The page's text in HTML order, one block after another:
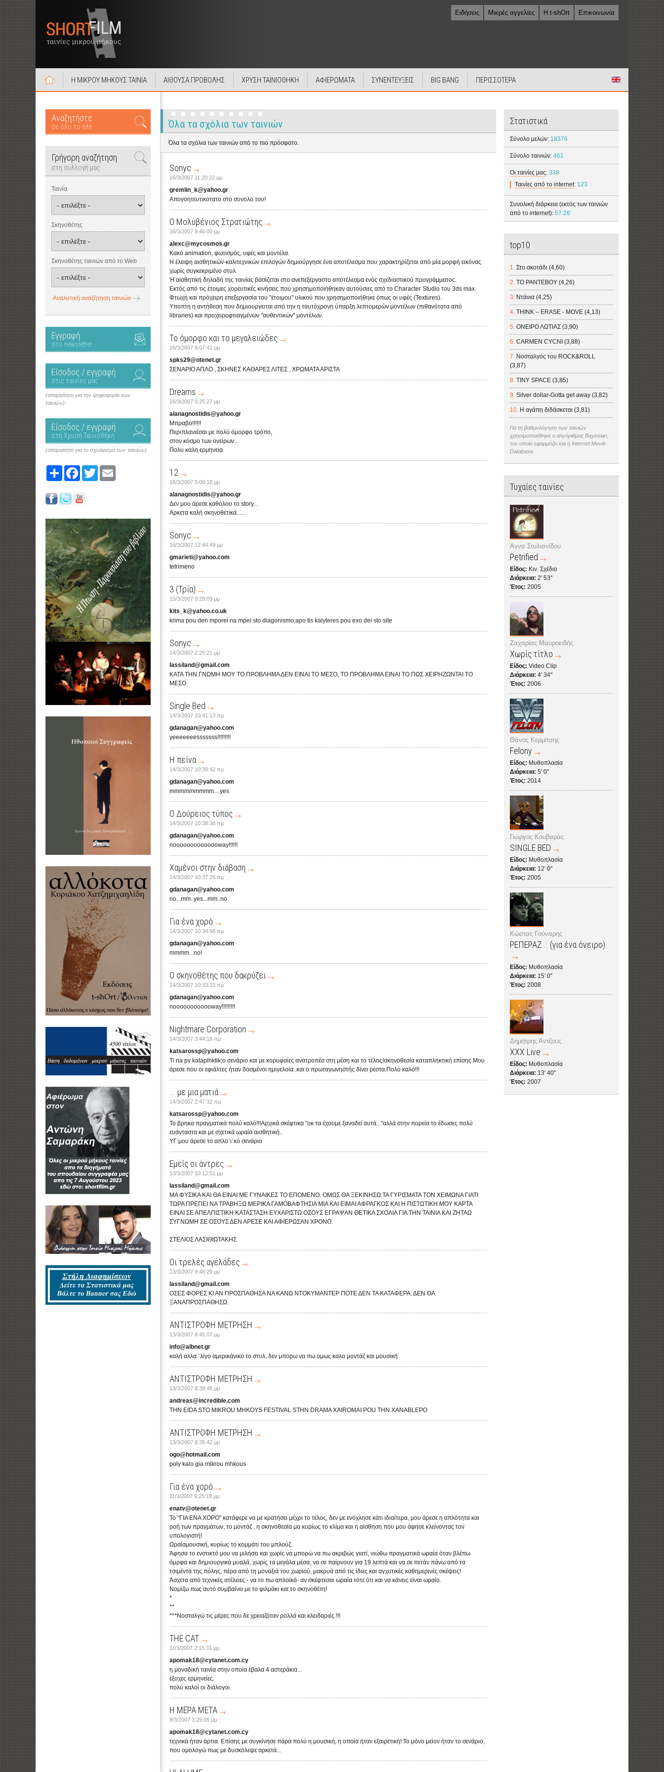
Ειδήσεις Μικρές αγγελίες Η t-shOrt Επικοινωνία
Η ΜΙΚΡΟΥ ΜΗΚΟΥΣ ΤΑΙΝΙΑ ΑΙΘΟΥΣΑ ΠΡΟΒΟΛΗΣ ΧΡΥΣΗ ΤΑΙΝΙΟΘΗΚΗ ΑΦΙΕΡΩΜΑΤΑ ΣΥΝΕΝΤΕΥΞΕΙΣ BIG BANG ΠΕΡΙΣΣΟΤΕΡΑ
Αναζητήστε
σε όλο το site
Γρήγορη αναζήτηση
στη συλλογή μας
Ταινία
Σκηνοθέτης
Σκηνοθέτης ταινιών από το Web
Αναλυτική αναζήτηση ταινιών
Εγγραφή
στο newsletter
Είσοδος / εγγραφή
στις ταινίες μας
(απαραίτητο για την ψηφοφορία των
ταινιών)
Είσοδος / εγγραφή
στη Χρυσή Ταινιοθήκη
(απαραίτητο για το σχολιασμό των ταινιών)
Share FacebookTwitter
Όλα τα σχόλια των ταινιών
Όλα τα σχόλια των ταινιών από το πιο πρόσφατο.
Sonyc
16/3/2007 11:20:22 μμ
gremlin_k@yahoo.gr
Απογοητευτικοτατο στο συνολο του!
Ο Μολυβένιος Στρατιώτης
16/3/2007 9:46:00 μμ
alexc@mycosmos.gr
Κακό animation, φωτισμός, υφές και μοντέλα.
Η έλειψη αισθητικών-καλιτεχνικών επιλογών δημιούργησε ένα αποτέλεσμα που χαρακτηρίζεται από μία μορφή εικόνας
χωρίς συγκεκριμένο στυλ.
Ή αισθητική δηλαδή της ταινίας βασίζεται στο ανεπεξέργαστο αποτέλεσμα ενός σχεδιαστικού προγράμματος.
Εκτός από τις έτοιμες χoρευτικές κινήσεις που χρησημοποιήθηκαν αυτούσιες από το Character Studio του 3ds max.
Φτωχή και πρόχειρη επεξεργασία του "έτοιμου" υλικού που χρησημοποιήθηκε όπως οι υφές (Textures).
Υποπτη η αντήθεση που δημιουργειται από την η ταυτόχρονη ύπαρξη λεπτομερών μοντέλων (πιθανότατα από
libraries) και προχειροφτιαγμένων "αυθεντικών" μοντέλων.
Το όμορφο και το μεγαλειώδες
16/3/2007 8:07:41 μμ
spks29@otenet.gr
ΣΕΝΑΡΙΟ ΑΠΛΟ , ΣΚΗΝΕΣ ΚΑΘΑΡΕΣ ΛΙΤΕΣ , ΧΡΩΜΑΤΑ ΑΡΙΣΤΑ
Dreams
16/3/2007 5:25:27 μμ
alanagnostidis@yahoo.gr
Μπραβο!!!!!!
Περιπλανιέσαι με πολύ όμορφο τρόπο,
στον κόσμο των ονείρων...
Πολυ καλη ερμηνεια
12
16/3/2007 5:08:18 μμ
alanagnostidis@yahoo.gr
Δεν μου άρεσε καθόλου το story...
Αρκετα καλή σκηνοθετικά......
Sonyc
16/3/2007 12:44:49 μμ
gmarieti@yahoo.com
tetrimeno
3 (Τρία)
15/3/2007 9:28:09 μμ
kits_k@yahoo.co.uk
krima pou den mporei na mpei sto diagonismo,apo tis kalyteres pou exo dei sto site
Sonyc
14/3/2007 2:25:21 μμ
lassiland@gmail.com
ΚΑΤΑ ΤΗΝ ΓΝΩΜΗ ΜΟΥ ΤΟ ΠΡΟΒΛΗΜΑ ΔΕΝ ΕΙΝΑΙ ΤΟ ΜΕΣΟ, ΤΟ ΠΡΟΒΛΗΜΑ ΕΙΝΑΙ ΤΟ ΠΩΣ ΧΕΙΡΗΖΩΝΤΑΙ ΤΟ
ΜΕΣΟ.
Single Bed
14/3/2007 10:41:13 πμ
gdanagan@yahoo.com
yeeeeeeesssssss!!!!!!!!!
Η πείνα
14/3/2007 10:39:42 πμ
gdanagan@yahoo.com
mmmmmmmmm....yes
Ο Δούρειος τύπος
14/3/2007 10:38:38 πμ
gdanagan@yahoo.com
noooooooooooooway!!!!!!
Χαμένοι στην διάβαση
14/3/2007 10:37:26 πμ
gdanagan@yahoo.com
no...mm..yes...mm..no
Για ένα χορό
14/3/2007 10:34:58 πμ
gdanagan@yahoo.com
mmmm...no!
Ο σκηνοθέτης που δακρύζει
14/3/2007 10:33:33 πμ
gdanagan@yahoo.com
noooooooooooway!!!!!!!!!
Nightmare Corporation
14/3/2007 3:44:18 πμ
katsarossp@yahoo.com
Ti na pv kataplhktik;o σενάριο και με κορυφαίες ανατροπέσ στη μέση και το τέλος!σκηνοθεσία καταπληκτική επίσης.Μου
άρεσε που οι εφιάλτες ήταν δοσμένοι ημιγελοία..και ο πρωταγωνηστής δίνει ρέστα.Πολύ καλό!!!
... με μια ματιά
14/3/2007 2:47:32 πμ
katsarossp@yahoo.com
Το βρηκα πραγματικά πολύ καλό!!!Αρχικά σκέφτικα "οκ τα έχουμε ξαναδεί αυτά..."αλλά στην πορεία το έδωσες πολύ
ευάνταστα και με σχετικά ωραία αισθητική..
ΥΓ:μου άρεσε το απλο΄ι΄κό σενάριο
Εμείς οι άντρες
13/3/2007 10:12:51 μμ
lassiland@gmail.com
ΜΑ ΦΥΣΙΚΑ ΚΑΙ ΘΑ ΕΙΝΑΙ ΜΕ ΓΥΝΑΙΚΕΣ ΤΟ ΕΠΟΜΕΝΟ. ΟΜΩΣ ΘΑ ΞΕΚΙΝΗΣΩ ΤΑ ΓΥΡΙΣΜΑΤΑ ΤΟΝ ΧΕΙΜΩΝΑ ΓΙΑΤΙ
ΤΩΡΑ ΠΡΕΠΕΙ ΝΑ ΤΡΑΒΗΞΩ ΜΕΡΙΚΑ ΓΑΜΟΒΑΦΤΗΣΙΑ ΜΙΑ ΚΑΙ ΕΙΜΑΙ ΑΦΡΑΓΚΟΣ ΚΑΙ Η ΠΙΣΤΩΤΙΚΗ ΜΟΥ ΚΑΡΤΑ
ΕΙΝΑΙ ΣΕ ΑΠΕΛΠΙΣΤΙΚΗ ΚΑΤΑΣΤΑΣΗ.ΕΥΧΑΡΙΣΤΩ ΟΣΟΥΣ ΕΓΡΑΨΑΝ ΘΕΤΙΚΑ ΣΧΟΛΙΑ ΓΙΑ ΤΗΝ ΤΑΙΝΙΑ ΚΑΙ ΖΗΤΑΩ
ΣΥΓΝΩΜΗ ΣΕ ΟΣΟΥΣ ΔΕΝ ΑΡΕΣΕ ΚΑΙ ΑΦΙΕΡΩΣΑΝ ΧΡΟΝΟ.
ΣΤΕΛΙΟΣ ΛΑΣΙΘΙΩΤΑΚΗΣ
Οι τρελές αγελάδες
13/3/2007 9:48:29 μμ
lassiland@gmail.com
ΟΣΕΣ ΦΟΡΕΣ ΚΙ ΑΝ ΠΡΟΣΠΑΘΗΣΑ ΝΑ ΚΑΝΩ ΝΤΟΚΥΜΑΝΤΕΡ ΠΟΤΕ ΔΕΝ ΤΑ ΚΑΤΑΦΕΡΑ. ΔΕΝ ΘΑ
ΞΑΝΑΠΡΟΣΠΑΘΗΣΩ.
ΑΝΤΙΣΤΡΟΦΗ ΜΕΤΡΗΣΗ
13/3/2007 8:45:07 μμ
info@albnet.gr
καλή αλλα ΄λίγο αμερικάνικο το στυλ, δεν μπορω να πω ομως καλο μοντάζ και μουσική
ΑΝΤΙΣΤΡΟΦΗ ΜΕΤΡΗΣΗ
13/3/2007 8:38:48 μμ
andreas@incredible.com
THN EIDA STO MIKROU MHKOYS FESTIVAL STHN DRAMA XAIROMAI POU THN XANABLEPO
ΑΝΤΙΣΤΡΟΦΗ ΜΕΤΡΗΣΗ
13/3/2007 8:35:42 μμ
ogo@hotmail.com
poly kalo gia mikrou mhkous
Για ένα χορό
11/3/2007 9:25:18 μμ
enatv@otenet.gr
Το "ΓΙΑ ΕΝΑ ΧΟΡΟ" κατάφερε να με κρατήσει μέχρι το τέλος, δεν με ενόχλησε κάτι ιδιαίτερα, μου άρεσε η απλότητα και
ροή των πραγμάτων, το μοντάζ , η σκηνοθεσία μα κυρίως το κλίμα και η αίσθηση που μου άφησε κλείνοντας τον
υπολογιστή!
Ωραίαμουσική, κυρίως το κομμάτι του μπλούζ.
Άφησα το ενστικτό μου να μιλήσει και χωρίς να μπορώ να πω ακριβώς γιατί, νιώθω πραγματικά ωραία όταν βλέπω
όμρφα και δημιουργικά μυαλά, χωρίς τα μεγάλα μέσα, να σε παίρνουν για 19 λεπτά και να σε πετάν πάνω από τα
τσιμέντα της πόλης, πέρα από τη μοναξιά του χωριού, μακρυά από τις ίδιες και αγχοτικές καθημερινές σκέψεις!
Άσχετα από τεχνικές ατέλειες - να το πω απλοϊκά- αν σκέφτεσαι ωραία τότε ότι και να κάνεις είναι ωραίο.
Νομίζω πως αυτό συμβαίνει με το φιλμάκι και το σκηνοθέτη!
*
**
***Νοσταλγώ τις μέρες που δε χρειαζόταν ρολλά και κλειδαριές !!!
THE CAT
11/3/2007 2:15:31 μμ
apomak18@cytanet.com.cy
η μοναδική ταινία στην οποία έβαλα 4 αστεράκια...
έξοχες ερμηνείες.
πολύ καλοί οι διάλογοι.
Η ΜΕΡΑ ΜΕΤΑ
9/3/2007 3:29:05 μμ
apomak18@cytanet.com.cy
τεχνικά ήταν άρτια. Επίσης με συγκίνησε πάρα πολύ η μουσική, η οποία ήταν εξαιρετική! Το μόνο μείον ήταν το σενάριο,
που ομολογώ πως με δυσκόλεψε αρκετά...
Στατιστικά
Σύνολο μελών: 18376
Σύνολο ταινιών:461
Οι ταινίες μας:338
Ταινίες από το internet: 123
Συνολική διάρκεια (εκτός των ταινιών
από το internet):57:26'
top10
Στο σκοτάδι (4,60)
ΤΟ ΡΑΝΤΕΒΟΥ (4,26)
Ντάνια (4,25)
THINK – ERASE - MOVE (4,13)
ΟΝΕΙΡΟ ΛΩΤΙΑΣ (3,90)
CARMEN CYCNI (3,88)
Νοσταλγός του ROCK&ROLL
(3,87)
TINY SPACE (3,85)
Silver dollar-Gotta get away (3,82)
Η αγάπη διδάσκεται (3,81)
Για τη βαθμολόγηση των ταινιών
χρησιμοποιήθηκε ο αλγόριθμος Bayesian,
τον οποίο εφαρμόζει και η Internet Movie
Database.
Τυχαίες ταινίες
Άννα Στυλιανίδου
Petrified
Είδος: Κιν. Σχέδιο
Διάρκεια: 2' 53''
Έτος: 2005
Ζαχαρίας Μαυροειδής
Χωρίς τίτλο
Είδος: Video Clip
Διάρκεια: 4' 34''
Έτος: 2006
Θάνος Κερμίτσης
Felony
Είδος: Μυθοπλασία
Διάρκεια: 5' 0''
Έτος: 2014
Γιώργος Κουβαράς
SINGLE BED
Είδος: Μυθοπλασία
Διάρκεια: 12' 0''
Έτος: 2005
Κώστας Γούναρης
ΡΕΠΕΡΑΖ... (για ένα όνειρο)
Είδος: Μυθοπλασία
Διάρκεια: 15' 0''
Έτος: 2008
Δημήτρης Άντζους
XXX Live
Είδος: Μυθοπλασία
Διάρκεια: 13' 40''
Έτος: 2007